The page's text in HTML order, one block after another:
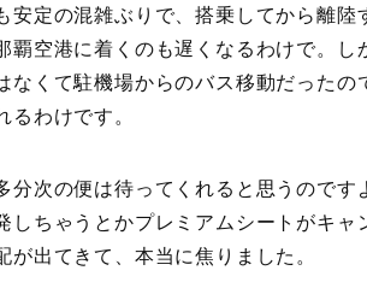
安定の混雑ぶりで、搭乗してから離陸
空港に着くのも遅くなるわけで。し
なくて駐機場からのバス移動だったの
わけです。
分次の便は待ってくれると思うのです
しちゃうとかプレミアムシートがキャ
出てきて、本当に焦りました。